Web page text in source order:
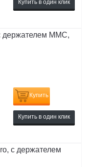
Купить в один клик
MMC,
Купить
Купить в один клик
c держателем